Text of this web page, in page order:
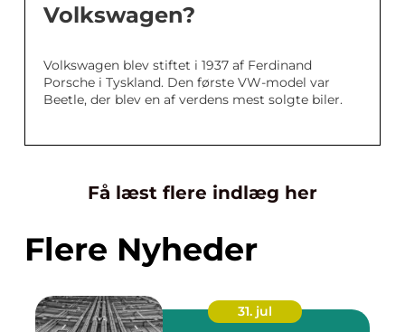
Volkswagen?
Volkswagen blev stiftet i 1937 af Ferdinand
Porsche i Tyskland. Den første VW-model var
Beetle, der blev en af verdens mest solgte biler.
Få læst flere indlæg her
Flere Nyheder
31. jul